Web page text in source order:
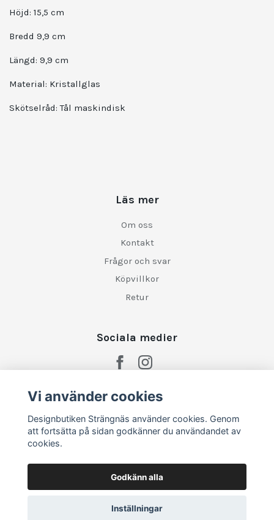
Höjd: 15,5 cm
Bredd 9,9 cm
Längd: 9,9 cm
Material: Kristallglas
Skötselråd: Tål maskindisk
Läs mer
Om oss
Kontakt
Frågor och svar
Köpvillkor
Retur
Sociala medier
© 2026 Designbutiken Strängnäs
Vi använder cookies
Designbutiken Strängnäs använder cookies. Genom
att fortsätta på sidan godkänner du användandet av
cookies.
Godkänn alla
Inställningar